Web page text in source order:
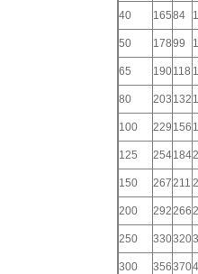
40 16584
50 17899
65 190118
80 203 132
100 229 156
125 254184
150 267211
200 292266
250 330320
300 356370